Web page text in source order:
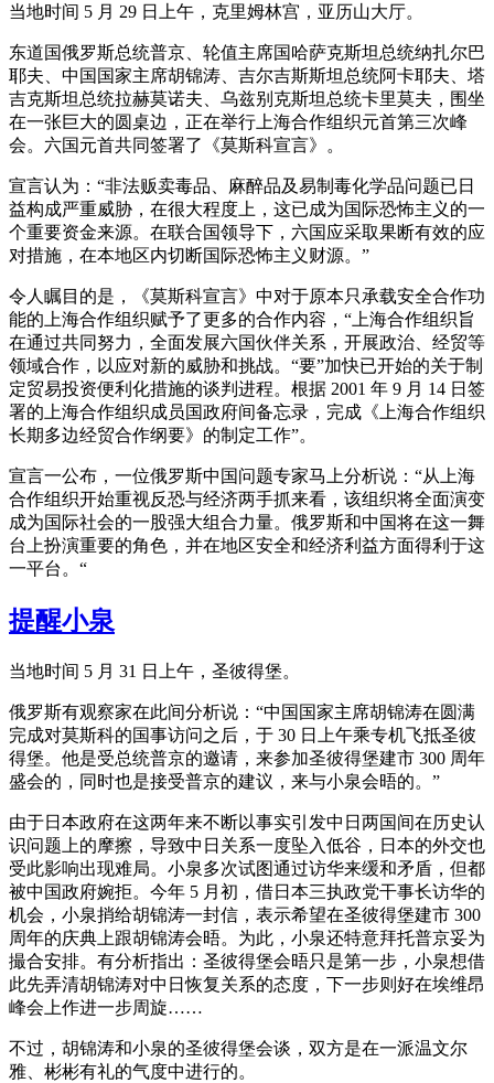
当地时间 5 月 29 日上午，克里姆林宫，亚历山大厅。
东道国俄罗斯总统普京、轮值主席国哈萨克斯坦总统纳扎尔巴
耶夫、中国国家主席胡锦涛、吉尔吉斯斯坦总统阿卡耶夫、塔
吉克斯坦总统拉赫莫诺夫、乌兹别克斯坦总统卡里莫夫，围坐
在一张巨大的圆桌边，正在举行上海合作组织元首第三次峰
会。六国元首共同签署了《莫斯科宣言》。
宣言认为：“非法贩卖毒品、麻醉品及易制毒化学品问题已日
益构成严重威胁，在很大程度上，这已成为国际恐怖主义的一
个重要资金来源。在联合国领导下，六国应采取果断有效的应
对措施，在本地区内切断国际恐怖主义财源。”
令人瞩目的是，《莫斯科宣言》中对于原本只承载安全合作功
能的上海合作组织赋予了更多的合作内容，“上海合作组织旨
在通过共同努力，全面发展六国伙伴关系，开展政治、经贸等
领域合作，以应对新的威胁和挑战。“要”加快已开始的关于制
定贸易投资便利化措施的谈判进程。根据 2001 年 9 月 14 日签
署的上海合作组织成员国政府间备忘录，完成《上海合作组织
长期多边经贸合作纲要》的制定工作”。
宣言一公布，一位俄罗斯中国问题专家马上分析说：“从上海
合作组织开始重视反恐与经济两手抓来看，该组织将全面演变
成为国际社会的一股强大组合力量。俄罗斯和中国将在这一舞
台上扮演重要的角色，并在地区安全和经济利益方面得利于这
一平台。“
提醒小泉
当地时间 5 月 31 日上午，圣彼得堡。
俄罗斯有观察家在此间分析说：“中国国家主席胡锦涛在圆满
完成对莫斯科的国事访问之后，于 30 日上午乘专机飞抵圣彼
得堡。他是受总统普京的邀请，来参加圣彼得堡建市 300 周年
盛会的，同时也是接受普京的建议，来与小泉会晤的。”
由于日本政府在这两年来不断以事实引发中日两国间在历史认
识问题上的摩擦，导致中日关系一度坠入低谷，日本的外交也
受此影响出现难局。小泉多次试图通过访华来缓和矛盾，但都
被中国政府婉拒。今年 5 月初，借日本三执政党干事长访华的
机会，小泉捎给胡锦涛一封信，表示希望在圣彼得堡建市 300
周年的庆典上跟胡锦涛会晤。为此，小泉还特意拜托普京妥为
撮合安排。有分析指出：圣彼得堡会晤只是第一步，小泉想借
此先弄清胡锦涛对中日恢复关系的态度，下一步则好在埃维昂
峰会上作进一步周旋……
不过，胡锦涛和小泉的圣彼得堡会谈，双方是在一派温文尔
雅、彬彬有礼的气度中进行的。